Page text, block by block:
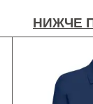
НИЖЧЕ